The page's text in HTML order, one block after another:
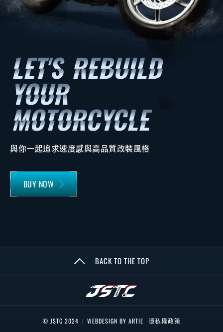
與你一起追求速度感與高品質改裝風格
BUY NOW
BACK TO THE TOP
© JSTC 2024 | WEBDESIGN BY ARTIE 隱私權政策